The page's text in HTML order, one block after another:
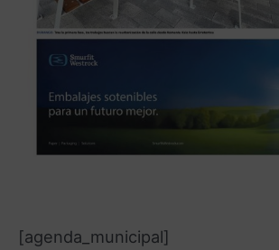
[agenda_municipal]